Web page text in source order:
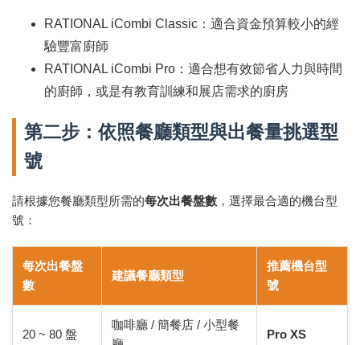
RATIONAL iCombi Classic：適合資金預算較小的經
驗豐富廚師
RATIONAL iCombi Pro：適合想有效節省人力與時間
的廚師，或是有教育訓練和展店需求的廚房
第二步：依照餐廳類型與出餐量挑選型
號
請根據您餐廳類型所需的每次出餐盤數 ，選擇最合適的機台型
號：
每次出餐盤
數
建議餐廳類型
推薦機台型
號
20 ~ 80 盤
咖啡廳 / 簡餐店 / 小型餐
Pro XS